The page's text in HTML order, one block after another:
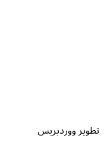
تطوير ووردبريس